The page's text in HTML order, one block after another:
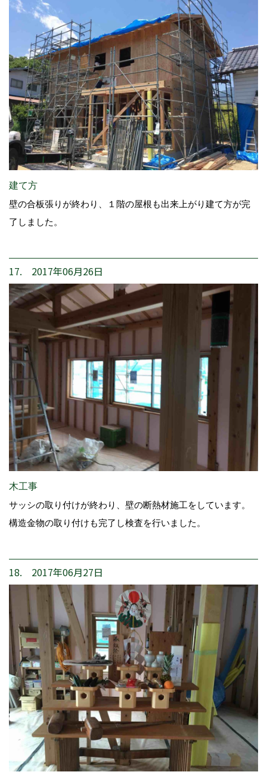
建て方
壁の合板張りが終わり、１階の屋根も出来上がり建て方が完
了しました。
17. 2017年06月26日
木工事
サッシの取り付けが終わり、壁の断熱材施工をしています。
構造金物の取り付けも完了し検査を行いました。
18. 2017年06月27日